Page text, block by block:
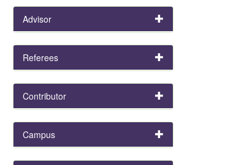
Advisor
Referees
Contributor
Campus